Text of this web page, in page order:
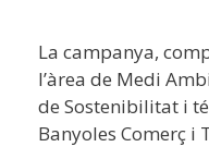
La campanya,
l’àrea de Medi
de Sostenibilitat i
Banyoles Comerç i